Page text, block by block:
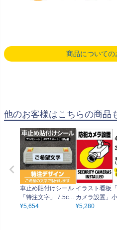
商品について
他のお客様はこちらの商品
車止め貼付けシール
「特注文字」 7.5cm
×30cm （色・文字は
¥5,654
イラスト看板
カメラ設置」
ズ（
¥5,280